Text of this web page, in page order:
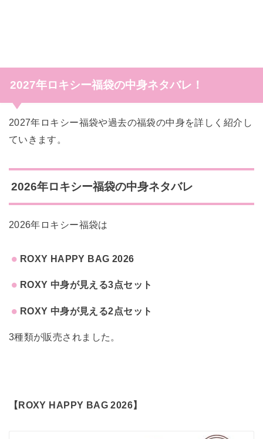
2027年ロキシー福袋の中身ネタバレ！
2027年ロキシー福袋や過去の福袋の中身を詳しく紹介し
ていきます。
2026年ロキシー福袋の中身ネタバレ
2026年ロキシー福袋は
ROXY HAPPY BAG 2026
ROXY 中身が見える3点セット
ROXY 中身が見える2点セット
3種類が販売されました。
【ROXY HAPPY BAG 2026】